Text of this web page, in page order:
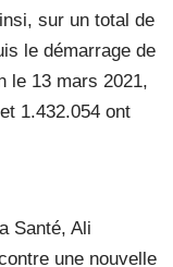
sur un total de
le démarrage de
le 13 mars 2021,
1.432.054 ont
Santé, Ali
une nouvelle